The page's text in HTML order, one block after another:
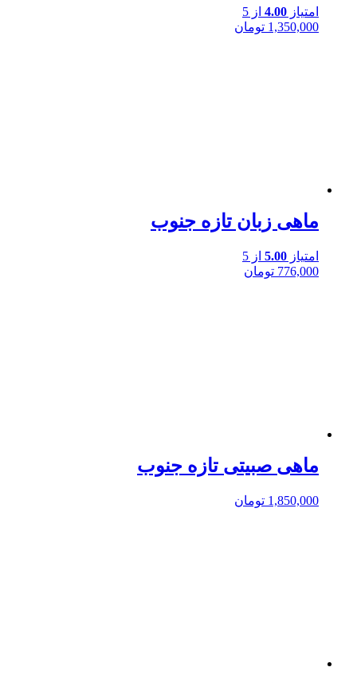
امتیاز 4.00 از 5
1,350,000 تومان
ماهی زبان تازه جنوب
امتیاز 5.00 از 5
776,000 تومان
ماهی صبیتی تازه جنوب
1,850,000 تومان